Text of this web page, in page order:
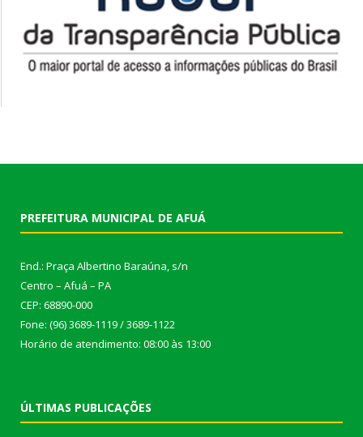
PREFEITURA MUNICIPAL DE AFUÁ
End.: Praça Albertino Baraúna, s/n
Centro – Afuá – PA
CEP: 68890-000
Fone: (96) 3689-1119 / 3689-1122
Horário de atendimento: 08:00 às 13:00
ÚLTIMAS PUBLICAÇÕES